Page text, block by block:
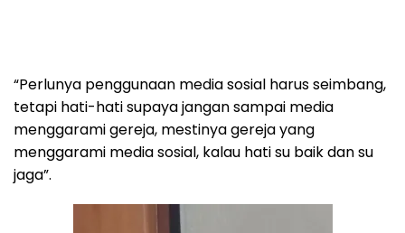
“Perlunya penggunaan media sosial harus seimbang,
tetapi hati-hati supaya jangan sampai media
menggarami gereja, mestinya gereja yang
menggarami media sosial, kalau hati su baik dan su
jaga”.